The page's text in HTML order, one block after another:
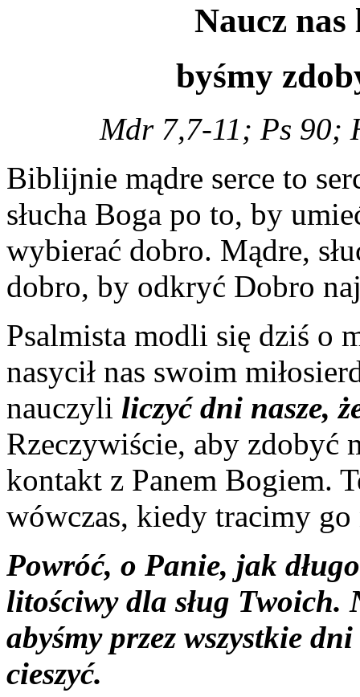
Naucz nas
byśmy
Mdr 7,7-11; Ps 90;
Biblijnie mądre serce to
słucha Boga po to, by
wybierać dobro. Mądre,
dobro, by odkryć Dobro
Psalmista modli się dziś o
nasycił nas swoim
nauczyli liczyć dni nasze,
Rzeczywiście, aby zdobyć
kontakt z Panem Bogiem.
wówczas, kiedy tracimy go
Powróć, o Panie, jak
litościwy dla sług Twoich.
abyśmy przez wszystkie
cieszyć.